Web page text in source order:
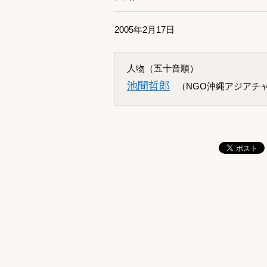
2005年2月17日
人物（五十音順）
池間哲郎 （NGO沖縄アジアチ